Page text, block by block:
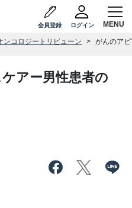
会員登録 ログイン
ンコロジートリビューン がんのア
アー男性患者の